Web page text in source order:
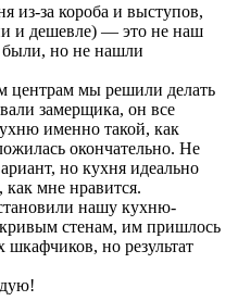
из-за короба и выступов,
и дешевле) — это не наш
но не нашли
центрам мы решили делать
замерщика, он все
именно такой, как
окончательно. Не
но кухня идеально
как мне нравится.
нашу кухню-
стенам, им пришлось
но результат